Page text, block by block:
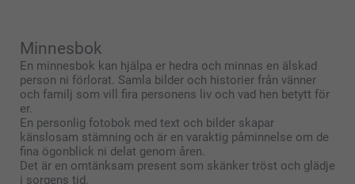
Minnesbok
En minnesbok kan hjälpa er hedra och minnas en älskad
person ni förlorat. Samla bilder och historier från vänner
och familj som vill fira personens liv och vad hen betytt för
er.
En personlig fotobok med text och bilder skapar
känslosam stämning och är en varaktig påminnelse om de
fina ögonblick ni delat genom åren.
Det är en omtänksam present som skänker tröst och glädje
i sorgens tid.